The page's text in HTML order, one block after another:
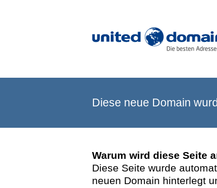
Diese neue Domain
Warum wird diese Seite
Diese Seite wurde
neuen Domain hinterlegt